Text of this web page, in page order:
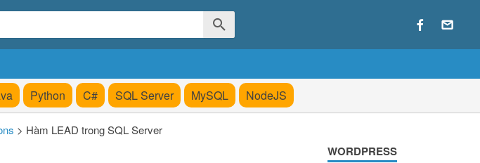
Python C# SQL Server MySQL NodeJS
> Hàm LEAD trong SQL Server
WORDPRESS